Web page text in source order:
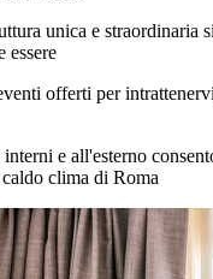
unica e straordinaria
essere
offerti per
e all'esterno
clima di Roma